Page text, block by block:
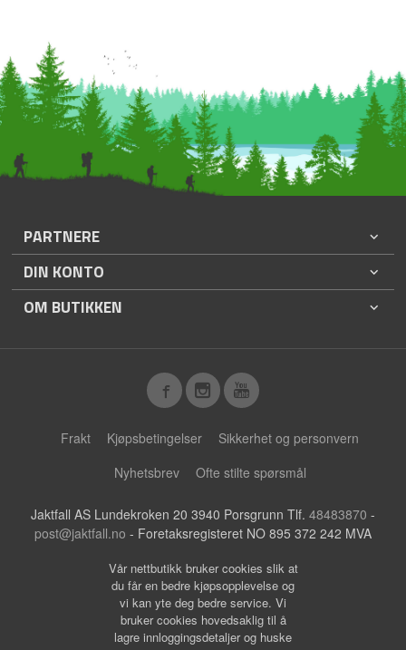
PARTNERE
DIN KONTO
OM BUTIKKEN
Frakt Kjøpsbetingelser
Sikkerhet og personvern
Nyhetsbrev
Ofte stilte spørsmål
Jaktfall AS Lundekroken 20 3940 Porsgrunn Tlf. 48483870 -
post@jaktfall.no - Foretaksregisteret NO 895 372 242 MVA
Vår nettbutikk bruker cookies slik at
du får en bedre kjøpsopplevelse og
vi kan yte deg bedre service. Vi
bruker cookies hovedsaklig til å
lagre innloggingsdetaljer og huske